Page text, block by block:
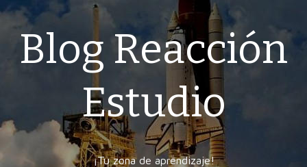
Blog Reacción
Estudio
¡Tu zona de aprendizaje!